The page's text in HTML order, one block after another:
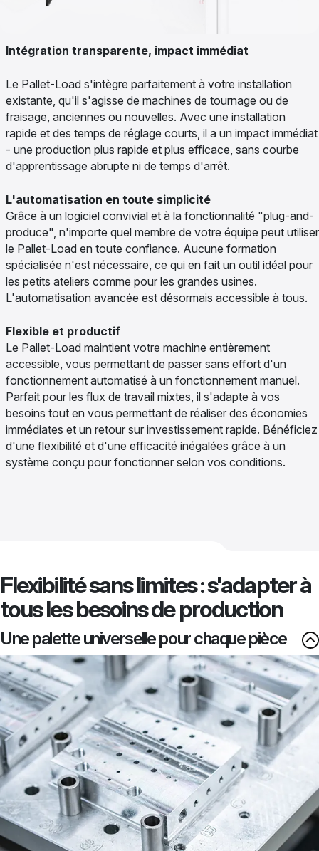
Intégration transparente, impact immédiat
Le Pallet-Load s'intègre parfaitement à votre installation
existante, qu'il s'agisse de machines de tournage ou de
fraisage, anciennes ou nouvelles. Avec une installation
rapide et des temps de réglage courts, il a un impact immédiat
- une production plus rapide et plus efficace, sans courbe
d'apprentissage abrupte ni de temps d'arrêt.
L'automatisation en toute simplicité
Grâce à un logiciel convivial et à la fonctionnalité "plug-and-
produce", n'importe quel membre de votre équipe peut utiliser
le Pallet-Load en toute confiance. Aucune formation
spécialisée n'est nécessaire, ce qui en fait un outil idéal pour
les petits ateliers comme pour les grandes usines.
L'automatisation avancée est désormais accessible à tous.
Flexible et productif
Le Pallet-Load maintient votre machine entièrement
accessible, vous permettant de passer sans effort d'un
fonctionnement automatisé à un fonctionnement manuel.
Parfait pour les flux de travail mixtes, il s'adapte à vos
besoins tout en vous permettant de réaliser des économies
immédiates et un retour sur investissement rapide. Bénéficiez
d'une flexibilité et d'une efficacité inégalées grâce à un
système conçu pour fonctionner selon vos conditions.
Flexibilité sans limites : s'adapter à
tous les besoins de production
Une palette universelle pour chaque pièce